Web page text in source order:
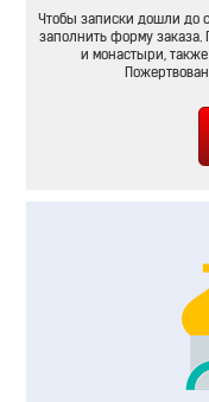
Чтобы записки дошли до
заполнить форму
и монастыри,